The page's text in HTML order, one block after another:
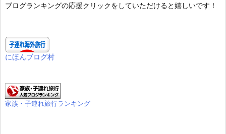
ブログランキングの応援クリックをしていただけると嬉しいです！
にほんブログ村
家族・子連れ旅行ランキング